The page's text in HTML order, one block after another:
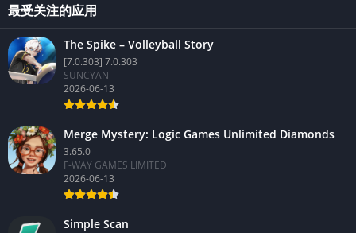
最受关注的应用
The Spike – Volleyball Story
[7.0.303] 7.0.303
SUNCYAN
2026-06-13
Merge Mystery: Logic Games Unlimited Diamonds
3.65.0
F-WAY GAMES LIMITED
2026-06-13
Simple Scan